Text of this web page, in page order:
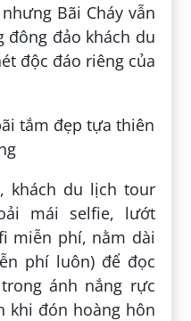
Bãi Cháy vẫn
đảo khách du
độc đáo riêng của
khách du lịch tour
mái selfie, lướt
miễn phí, nằm dài
phí luôn) để đọc
ánh nắng rực
khi đón hoàng hôn